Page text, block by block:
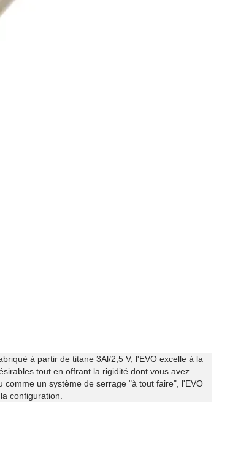
à partir de titane 3Al/2,5 V, l'EVO excelle à la
tout en offrant la rigidité dont vous avez
un système de serrage "à tout faire", l'EVO
configuration.